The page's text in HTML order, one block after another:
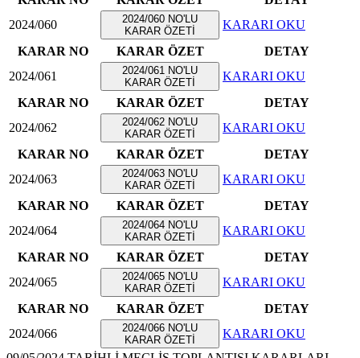
2024/060
2024/060 NO'LU
KARAR ÖZETİ
KARARI OKU
KARAR NO
KARAR ÖZET
DETAY
2024/061
2024/061 NO'LU
KARAR ÖZETİ
KARARI OKU
KARAR NO
KARAR ÖZET
DETAY
2024/062
2024/062 NO'LU
KARAR ÖZETİ
KARARI OKU
KARAR NO
KARAR ÖZET
DETAY
2024/063
2024/063 NO'LU
KARAR ÖZETİ
KARARI OKU
KARAR NO
KARAR ÖZET
DETAY
2024/064
2024/064 NO'LU
KARAR ÖZETİ
KARARI OKU
KARAR NO
KARAR ÖZET
DETAY
2024/065
2024/065 NO'LU
KARAR ÖZETİ
KARARI OKU
KARAR NO
KARAR ÖZET
DETAY
2024/066
2024/066 NO'LU
KARAR ÖZETİ
KARARI OKU